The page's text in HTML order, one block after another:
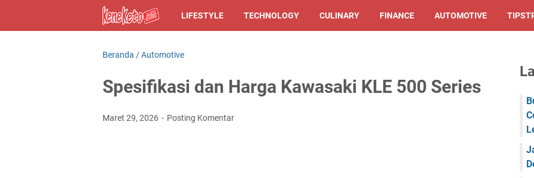
LIFESTYLE TECHNOLOGY CULINARY FINANCE AUTOMOTIVE
Beranda /Automotive
Spesifikasi dan Harga Kawasaki KLE 500 Series
Maret 29, 2026 Posting Komentar